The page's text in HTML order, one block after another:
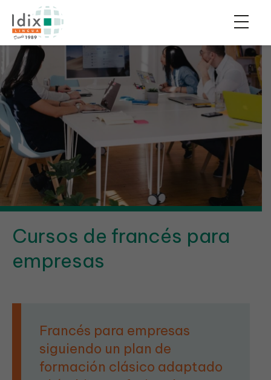
Cursos de francés para
empresas
Francés para empresas
siguiendo un plan de
formación clásico adaptado